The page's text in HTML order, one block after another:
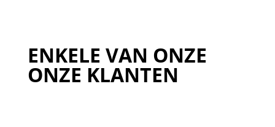
ENKELE VAN ONZE
ONZE KLANTEN